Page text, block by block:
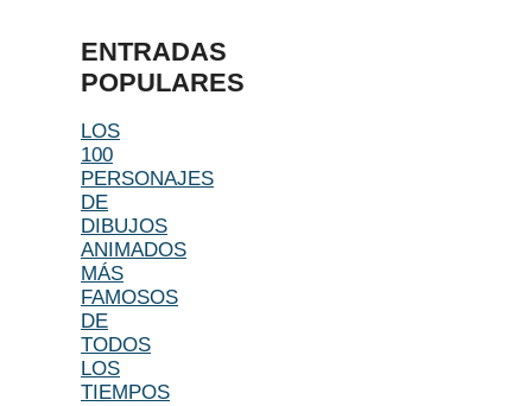
ENTRADAS
POPULARES
LOS
100
PERSONAJES
DE
DIBUJOS
ANIMADOS
MÁS
FAMOSOS
DE
TODOS
LOS
TIEMPOS